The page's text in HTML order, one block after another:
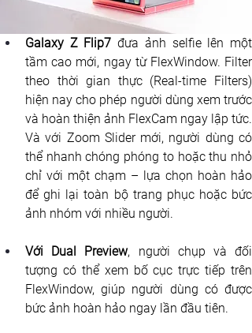
Galaxy Z Flip7 đưa ảnh selfie lên một
tầm cao mới, ngay từ FlexWindow. Filter
theo thời gian thực (Real-time Filters)
hiện nay cho phép người dùng xem trước
và hoàn thiện ảnh FlexCam ngay lập tức.
Và với Zoom Slider mới, người dùng có
thể nhanh chóng phóng to hoặc thu nhỏ
chỉ với một chạm – lựa chọn hoàn hảo
để ghi lại toàn bộ trang phục hoặc bức
ảnh nhóm với nhiều người.
Với Dual Preview, người chụp và đối
tượng có thể xem bố cục trực tiếp trên
FlexWindow, giúp người dùng có được
bức ảnh hoàn hảo ngay lần đầu tiên.